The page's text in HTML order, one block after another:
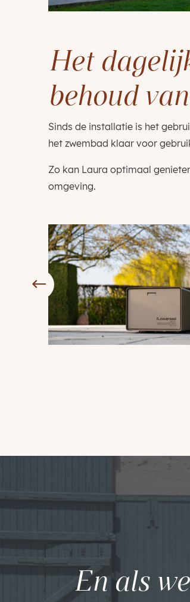
Het
behoud
Sinds de installatie is het
het zwembad klaar voor
Zo kan Laura optimaal
omgeving.
En als